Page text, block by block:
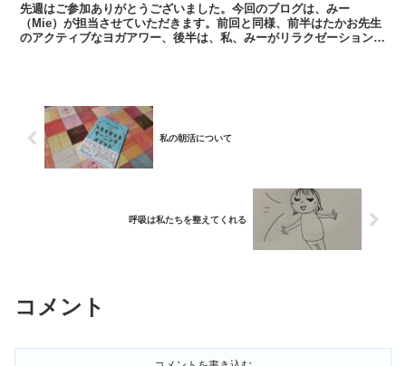
先週はご参加ありがとうございました。今回のブログは、みー
（Mie）が担当させていただきます。前回と同様、前半はたかお先生
のアクティブなヨガアワー、後半は、私、みーがリラクゼーション中
私の朝活について
呼吸は私たちを整えてくれる
コメント